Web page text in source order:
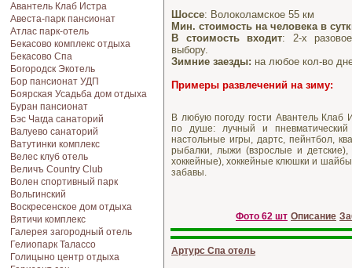
Авантель Клаб Истра
Авеста-парк пансионат
Атлас парк-отель
Бекасово комплекс отдыха
Бекасово Спа
Богородск Экотель
Бор пансионат УДП
Боярская Усадьба дом отдыха
Буран пансионат
Бэс Чагда санаторий
Валуево санаторий
Ватутинки комплекс
Велес клуб отель
Величъ Country Club
Волен спортивный парк
Вольгинский
Воскресенское дом отдыха
Вятичи комплекс
Галерея загородный отель
Гелиопарк Талассо
Голицыно центр отдыха
Шоссе: Волоколамское 55 км
Мин. стоимость на человека в
В стоимость входит: 2-х
выбору.
Зимние заезды: на любое кол-во
Примеры развлечений на зиму:
В любую погоду гости Авантель Клаб
по душе: лучный и пневматический
настольные игры, дартс, пейнтбол,
рыбалки, лыжи (взрослые и детские),
хоккейные), хоккейные клюшки и
забавы.
Фото 62 шт Описание
Артурс Спа отель